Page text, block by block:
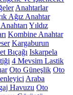
Anahtarlar
Ağız Anahtar
Yıldız
Kombine Anahtar
Kargaburun
Bıçağı Iskarpela
4 Mevsim Lastik
Oto Güneşlik Oto
Araba
Havuzu Oto